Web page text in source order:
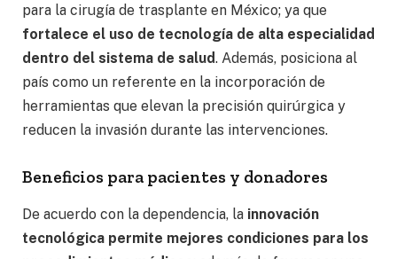
para la cirugía de trasplante en México; ya que
fortalece el uso de tecnología de alta especialidad
dentro del sistema de salud. Además, posiciona al
país como un referente en la incorporación de
herramientas que elevan la precisión quirúrgica y
reducen la invasión durante las intervenciones.
Beneficios para pacientes y donadores
De acuerdo con la dependencia, la innovación
tecnológica permite mejores condiciones para los